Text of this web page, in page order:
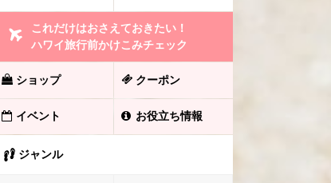
これだけはおさえておきたい！
ハワイ旅行前かけこみチェック
ショップ クーポン
イベント お役立ち情報
ジャンル